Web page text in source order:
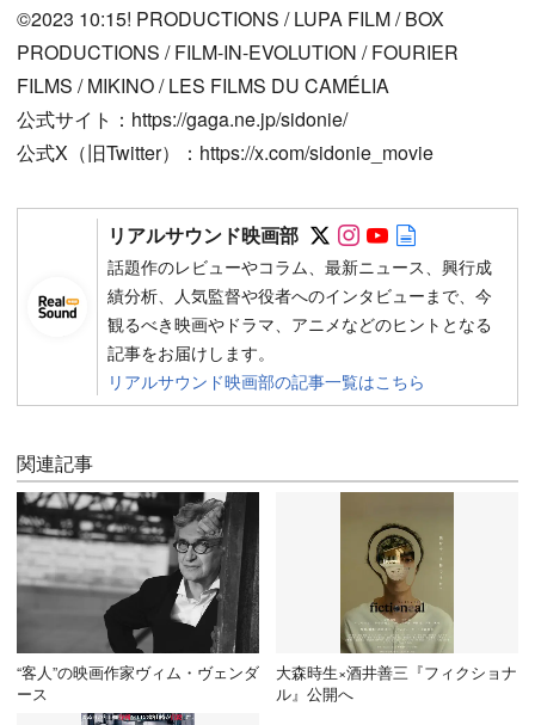
©2023 10:15! PRODUCTIONS / LUPA FILM / BOX
PRODUCTIONS / FILM-IN-EVOLUTION / FOURIER
FILMS / MIKINO / LES FILMS DU CAMÉLIA
公式サイト：https://gaga.ne.jp/sidonie/
公式X（旧Twitter）：https://x.com/sidonie_movie
リアルサウンド映画部 Follow on SNS
Follow on SNS
Follow on
話題作のレビューやコラム、最新ニュース、興行成
績分析、人気監督や役者へのインタビューまで、今
観るべき映画やドラマ、アニメなどのヒントとなる
記事をお届けします。
リアルサウンド映画部の記事一覧はこちら
関連記事
“客人”の映画作家ヴィム・ヴェンダ
ース
大森時生×酒井善三『フィクショナ
ル』公開へ